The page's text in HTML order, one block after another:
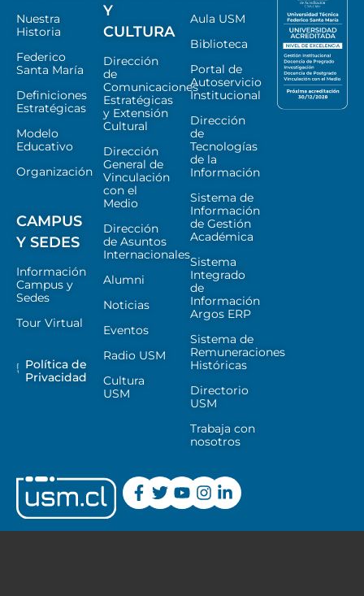
Nuestra
Historia
Federico
Santa María
Definiciones
Estratégicas
Modelo
Educativo
Organización
CAMPUS
Y SEDES
Información
Campus y
Sedes
Tour Virtual
Política de
Privacidad
Y
CULTURA
Dirección
de
Comunicaciones
Estratégicas
y Extensión
Cultural
Dirección
General de
Vinculación
con el
Medio
Dirección
de Asuntos
Internacionales
Alumni
Noticias
Eventos
Radio USM
Cultura
USM
Aula USM
Biblioteca
Portal de
Autoservicio
Institucional
Dirección
de
Tecnologías
de la
Información
Sistema de
Información
de Gestión
Académica
Sistema
Integrado
de
Información
Argos ERP
Sistema de
Remuneraciones
Históricas
Directorio
USM
Trabaja con
nosotros